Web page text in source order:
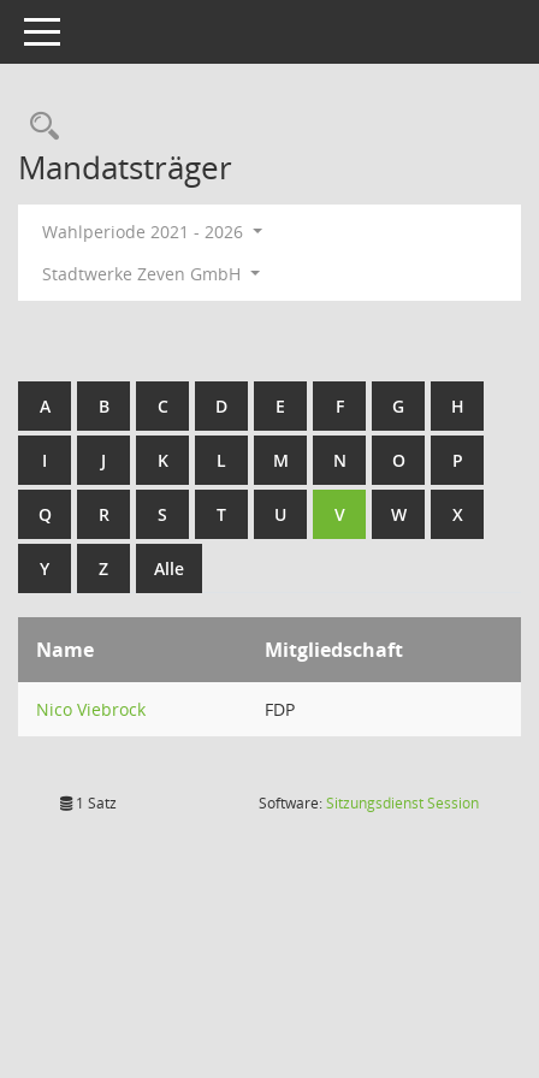
Toggle navigation
Rechercheauswahl
Mandatsträger
Wahlperiode 2021 - 2026
Stadtwerke Zeven GmbH
A B C D E F G H
I J K L M N O P
Q R S T U V W X
Y Z Alle
Name Mitgliedschaft
Nico Viebrock FDP
1 Satz Software:SitzungsdienstSession(Wird in